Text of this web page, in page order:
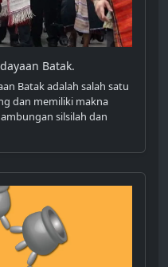
Batak.
Batak adalah salah satu
dan memiliki makna
silsilah dan